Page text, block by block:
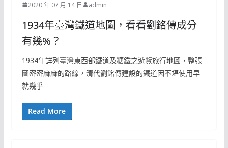
2020 年 07 月 14 日 admin
1934年臺灣鐵道地圖，看看劉銘傳成分
有幾%？
1934年詳列臺灣東西部鐵道及糖鐵之遊覽旅行地圖，整張
圖密密麻麻的路線，清代劉銘傳建設的鐵道因不堪使用早
就幾乎
Read More